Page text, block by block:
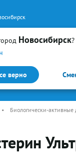
Новосибирск?
верно
Каталог
• Биологически-активные